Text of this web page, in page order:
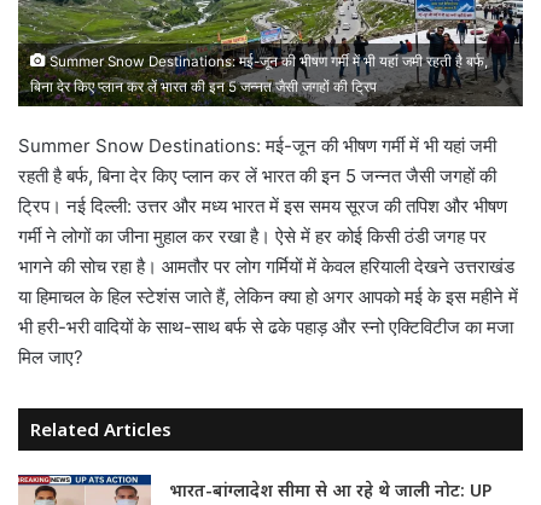
Summer Snow Destinations: मई-जून की भीषण गर्मी में भी यहां जमी रहती है बर्फ,
बिना देर किए प्लान कर लें भारत की इन 5 जन्नत जैसी जगहों की ट्रिप
Summer Snow Destinations: मई-जून की भीषण गर्मी में भी यहां जमी
रहती है बर्फ, बिना देर किए प्लान कर लें भारत की इन 5 जन्नत जैसी जगहों की
ट्रिप। नई दिल्ली: उत्तर और मध्य भारत में इस समय सूरज की तपिश और भीषण
गर्मी ने लोगों का जीना मुहाल कर रखा है। ऐसे में हर कोई किसी ठंडी जगह पर
भागने की सोच रहा है। आमतौर पर लोग गर्मियों में केवल हरियाली देखने उत्तराखंड
या हिमाचल के हिल स्टेशंस जाते हैं, लेकिन क्या हो अगर आपको मई के इस महीने में
भी हरी-भरी वादियों के साथ-साथ बर्फ से ढके पहाड़ और स्नो एक्टिविटीज का मजा
मिल जाए?
Related Articles
भारत-बांग्लादेश सीमा से आ रहे थे जाली नोट: UP